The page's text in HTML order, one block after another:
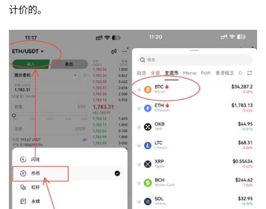
计价的。